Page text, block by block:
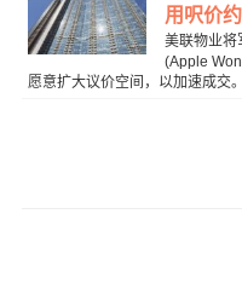
用呎价
美联物业将
(Apple
愿意扩大议价空间，以加速成交